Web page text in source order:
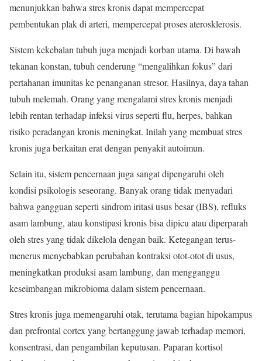
menunjukkan bahwa stres kronis dapat mempercepat
pembentukan plak di arteri, mempercepat proses aterosklerosis.
Sistem kekebalan tubuh juga menjadi korban utama. Di bawah
tekanan konstan, tubuh cenderung “mengalihkan fokus” dari
pertahanan imunitas ke penanganan stresor. Hasilnya, daya tahan
tubuh melemah. Orang yang mengalami stres kronis menjadi
lebih rentan terhadap infeksi virus seperti flu, herpes, bahkan
risiko peradangan kronis meningkat. Inilah yang membuat stres
kronis juga berkaitan erat dengan penyakit autoimun.
Selain itu, sistem pencernaan juga sangat dipengaruhi oleh
kondisi psikologis seseorang. Banyak orang tidak menyadari
bahwa gangguan seperti sindrom iritasi usus besar (IBS), refluks
asam lambung, atau konstipasi kronis bisa dipicu atau diperparah
oleh stres yang tidak dikelola dengan baik. Ketegangan terus-
menerus menyebabkan perubahan kontraksi otot-otot di usus,
meningkatkan produksi asam lambung, dan mengganggu
keseimbangan mikrobioma dalam sistem pencernaan.
Stres kronis juga memengaruhi otak, terutama bagian hipokampus
dan prefrontal cortex yang bertanggung jawab terhadap memori,
konsentrasi, dan pengambilan keputusan. Paparan kortisol